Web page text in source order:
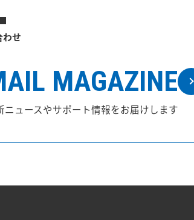
わせ
MAGAZINE
ニュースやサポート情報をお届けします